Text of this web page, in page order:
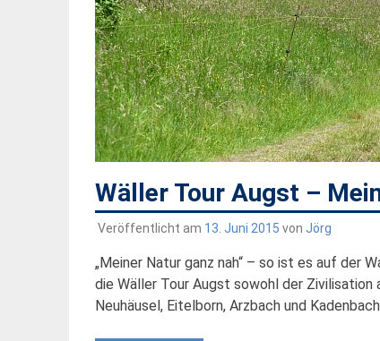
Wäller Tour Augst –
Veröffentlicht am 13. Juni 2015 von Jörg
„Meiner Natur ganz nah“ – so ist es auf der
die Wäller Tour Augst sowohl der Zivilisation
Neuhäusel, Eitelborn, Arzbach und